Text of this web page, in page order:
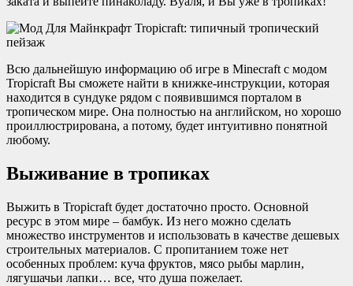
Всю дальнейшую информацию об игре в Minecraft с модом
Tropicraft Вы сможете найти в книжке-инструкции, которая
находится в сундуке рядом с появившимся порталом в
тропическом мире. Она полностью на английском, но хорошо
проиллюстрирована, а потому, будет интуитивно понятной
любому.
Выживание в тропиках
Выжить в Tropicraft будет достаточно просто. Основной
ресурс в этом мире – бамбук. Из него можно сделать
множество инструментов и использовать в качестве дешевых
строительных материалов. С пропитанием тоже нет
особенных проблем: куча фруктов, мясо рыбы марлин,
лягушачьи лапки… все, что душа пожелает.